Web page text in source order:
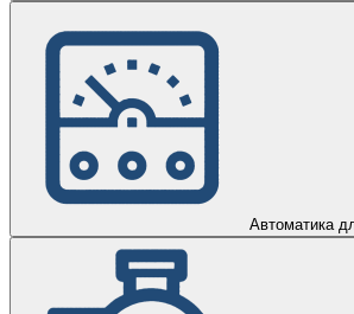
Автоматика